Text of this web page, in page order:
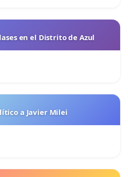
en el Distrito de Azul
a Javier Milei